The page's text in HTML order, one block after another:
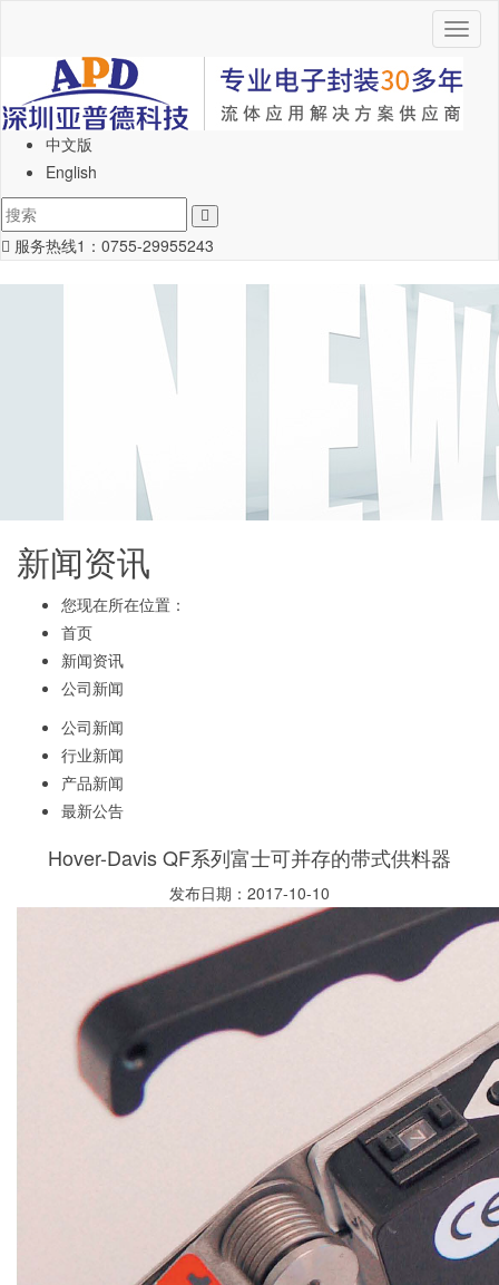
中文版
English
服务热线1： 0755-29955243
新闻资讯
您现在所在位置：
首页
新闻资讯
公司新闻
公司新闻
行业新闻
产品新闻
最新公告
Hover-Davis QF系列富士可并存的带式供料器
发布日期：2017-10-10